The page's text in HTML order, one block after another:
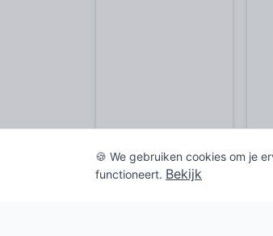
🍪 We gebruiken cookies om je
functioneert. Bekijk